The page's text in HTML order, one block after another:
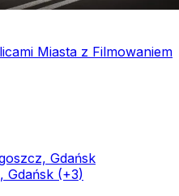
Miasta z Filmowaniem
Gdańsk
Gdańsk (+3)